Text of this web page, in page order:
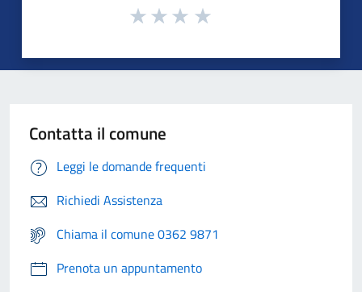
Contatta il comune
Leggi le domande frequenti
Richiedi Assistenza
Chiama il comune 0362 9871
Prenota un appuntamento